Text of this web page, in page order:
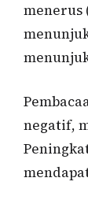
menerus
negatif,